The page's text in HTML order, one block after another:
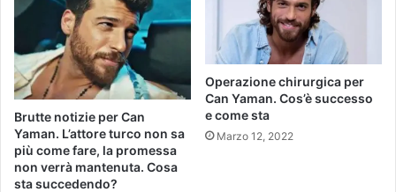
Brutte notizie per Can
Yaman. L’attore turco non sa
più come fare, la promessa
non verrà mantenuta. Cosa
sta succedendo?
Operazione chirurgica per
Can Yaman. Cos’è successo
e come sta
Marzo 12, 2022